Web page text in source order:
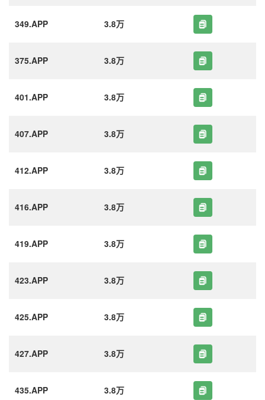
349.APP 3.8万
375.APP 3.8万
401.APP 3.8万
407.APP 3.8万
412.APP 3.8万
416.APP 3.8万
419.APP 3.8万
423.APP 3.8万
425.APP 3.8万
427.APP 3.8万
435.APP 3.8万